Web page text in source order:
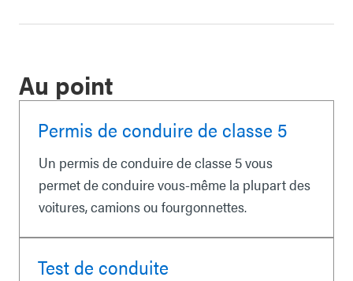
Au point
Permis de conduire de classe 5
Un permis de conduire de classe 5 vous
permet de conduire vous-même la plupart des
voitures, camions ou fourgonnettes.
Test de conduite